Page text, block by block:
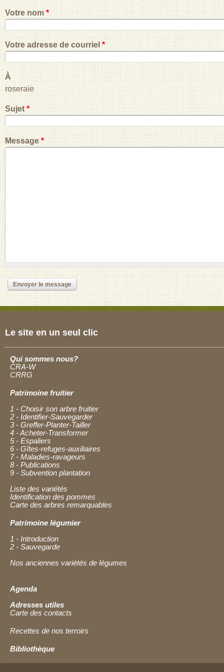
Votre nom *
Votre adresse de courriel *
À
roseraie
Sujet *
Message *
Le site en un seul clic
Qui sommes nous?
CRA-W
CRRG
Patrimoine fruitier
1 - Choisir son arbre fruitier
2 - Identifier-Sauvegarder
3 - Greffer-Planter-Tailler
4 - Acheter-Transformer
5 - Espaliers
6 - Gîtes-refuges-auxiliaires
7 - Maladies-ravageurs
8 - Publications
9 - Subvention plantation
Liste des variétés
Identification des pommes
Carte des arbres remarquables
Patrimoine légumier
1 - Introduction
2 - Sauvegarde
Nos anciennes variétés de légumes
Agenda
Adresses utiles
Carte des contacts
Recettes de nos terroirs
Bibliothèque